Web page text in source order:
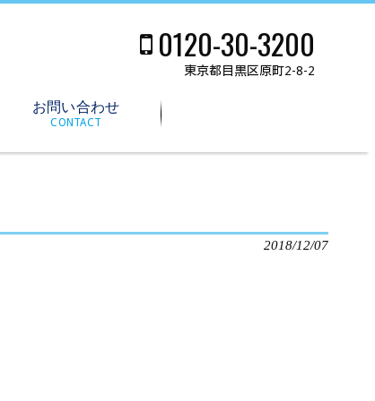
0120-30-3200
東京都目黒区原町2-8-2
お問い合わせ
CONTACT
2018/12/07